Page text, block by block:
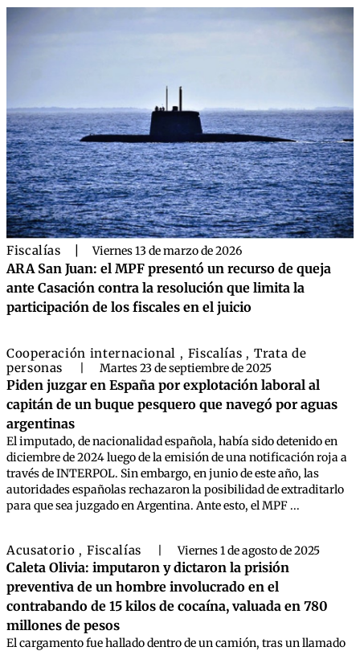
Fiscalías Viernes 13 de marzo de 2026
ARA San Juan: el MPF presentó un recurso de queja
ante Casación contra la resolución que limita la
participación de los fiscales en el juicio
Cooperación internacional , Fiscalías , Trata de
personas
Martes 23 de septiembre de 2025
Piden juzgar en España por explotación laboral al
capitán de un buque pesquero que navegó por aguas
argentinas
El imputado, de nacionalidad española, había sido detenido en
diciembre de 2024 luego de la emisión de una notificación roja a
través de INTERPOL. Sin embargo, en junio de este año, las
autoridades españolas rechazaron la posibilidad de extraditarlo
para que sea juzgado en Argentina. Ante esto, el MPF ...
Acusatorio , Fiscalías Viernes 1 de agosto de 2025
Caleta Olivia: imputaron y dictaron la prisión
preventiva de un hombre involucrado en el
contrabando de 15 kilos de cocaína, valuada en 780
millones de pesos
El cargamento fue hallado dentro de un camión, tras un llamado